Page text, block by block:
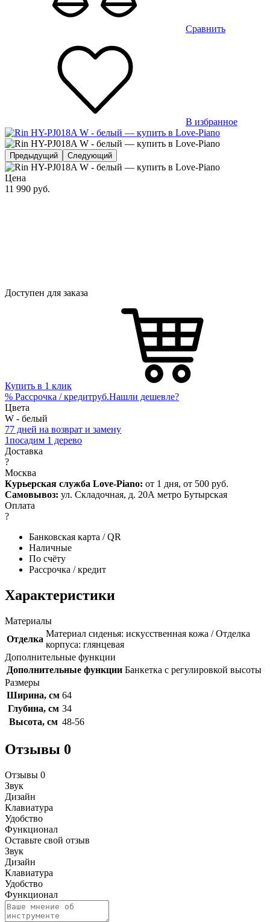
Сравнить
В избранное
Предыдущий Следующий
Цена
11 990 руб.
Доступен для заказа
Купить в 1 клик
% Рассрочка / кредитруб.Нашли дешевле?
Цвета
W - белый
77 дней на возврат и замену
1посадим 1 дерево
Доставка
?
Москва
Курьерская служба Love-Piano: от 1 дня, от 500 руб.
Самовывоз: ул. Складочная, д. 20А метро Бутырская
Оплата
?
Банковская карта / QR
Наличные
По счёту
Рассрочка / кредит
Характеристики
Материалы
Отделка
Материал сиденья: искусственная кожа / Отделка
корпуса: глянцевая
Дополнительные функции
Дополнительные функции Банкетка с регулировкой высоты
Размеры
Ширина, см 64
Глубина, см 34
Высота, см 48-56
Отзывы 0
Отзывы 0
Звук
Дизайн
Клавиатура
Удобство
Функционал
Оставьте свой отзыв
Звук
Дизайн
Клавиатура
Удобство
Функционал